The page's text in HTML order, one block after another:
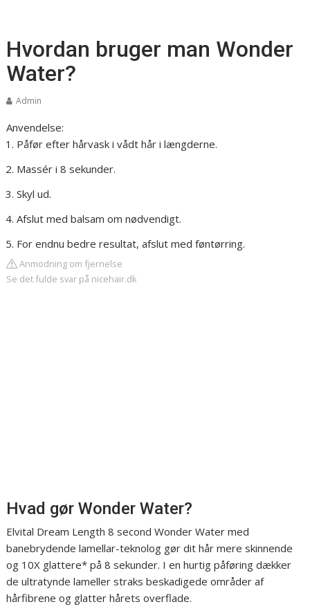
Hvordan bruger man Wonder
Water?
Admin
Anvendelse:
Påfør efter hårvask i vådt hår i længderne.
Massér i 8 sekunder.
Skyl ud.
Afslut med balsam om nødvendigt.
For endnu bedre resultat, afslut med føntørring.
Anmodning om fjernelse
Se det fulde svar på nicehair.dk
Hvad gør Wonder Water?
Elvital Dream Length 8 second Wonder Water med
banebrydende lamellar-teknolog gør dit hår mere skinnende
og 10X glattere* på 8 sekunder. I en hurtig påføring dækker
de ultratynde lameller straks beskadigede områder af
hårfibrene og glatter hårets overflade.